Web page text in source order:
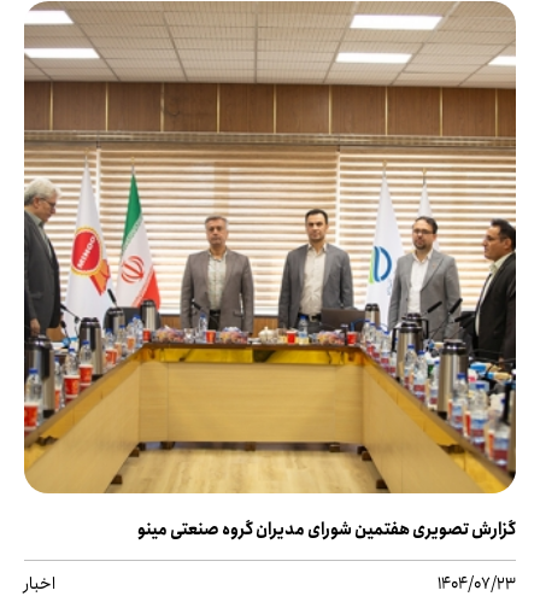
گزارش تصویری هفتمین شورای مدیران گروه صنعتی مینو
1404/07/23 اخبار